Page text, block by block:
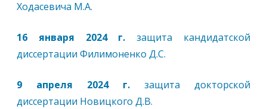
Ходасевича М.А.
16 января 2024 г. защита кандидатской
диссертации Филимоненко Д.С.
9 апреля 2024 г. защита докторской
диссертации Новицкого Д.В.